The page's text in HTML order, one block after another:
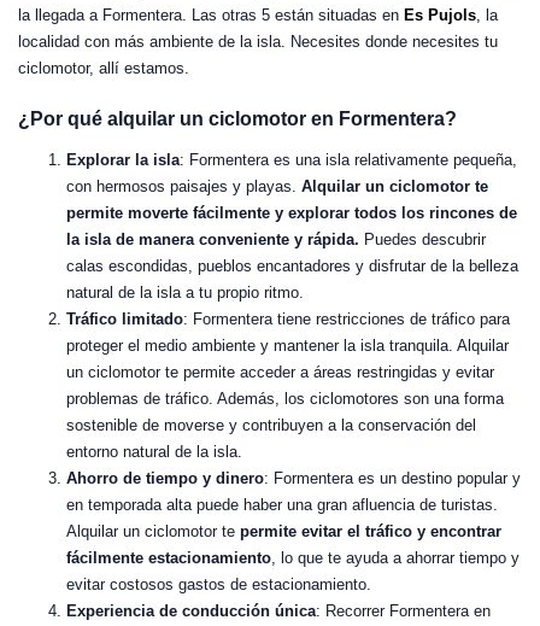
la llegada a Formentera. Las otras 5 están situadas en Es Pujols, la
localidad con más ambiente de la isla. Necesites donde necesites tu
ciclomotor, allí estamos.
¿Por qué alquilar un ciclomotor en Formentera?
Explorar la isla: Formentera es una isla relativamente pequeña,
con hermosos paisajes y playas. Alquilar un ciclomotor te
permite moverte fácilmente y explorar todos los rincones de
la isla de manera conveniente y rápida. Puedes descubrir
calas escondidas, pueblos encantadores y disfrutar de la belleza
natural de la isla a tu propio ritmo.
Tráfico limitado: Formentera tiene restricciones de tráfico para
proteger el medio ambiente y mantener la isla tranquila. Alquilar
un ciclomotor te permite acceder a áreas restringidas y evitar
problemas de tráfico. Además, los ciclomotores son una forma
sostenible de moverse y contribuyen a la conservación del
entorno natural de la isla.
Ahorro de tiempo y dinero: Formentera es un destino popular y
en temporada alta puede haber una gran afluencia de turistas.
Alquilar un ciclomotor te permite evitar el tráfico y encontrar
fácilmente estacionamiento, lo que te ayuda a ahorrar tiempo y
evitar costosos gastos de estacionamiento.
Experiencia de conducción única: Recorrer Formentera en